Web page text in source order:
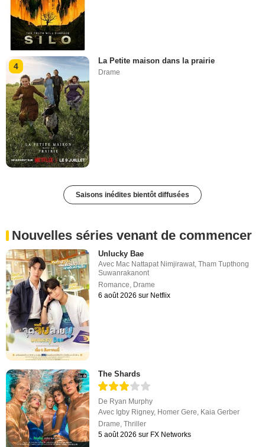
4
La Petite maison dans la prairie
Drame
Saisons inédites bientôt diffusées
Nouvelles séries venant de commencer
Unlucky Bae
Avec Mac Nattapat Nimjirawat,Tham Tupthong
Suwanrakanont
Romance, Drame
6 août 2026 sur Netflix
The Shards
De Ryan Murphy
Avec Igby Rigney, Homer Gere, Kaia Gerber
Drame,Thriller
5 août 2026 sur FX Networks